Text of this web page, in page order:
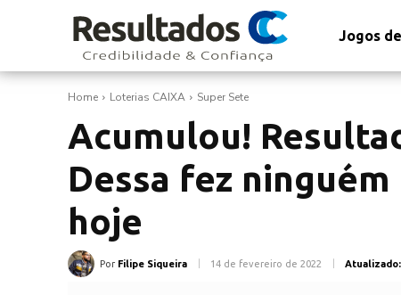
Jogos
Home Loterias CAIXA Super Sete
Acumulou!
Dessa fez
hoje
Por Filipe Siqueira 14 de fevereiro de 2022 Atualizado: